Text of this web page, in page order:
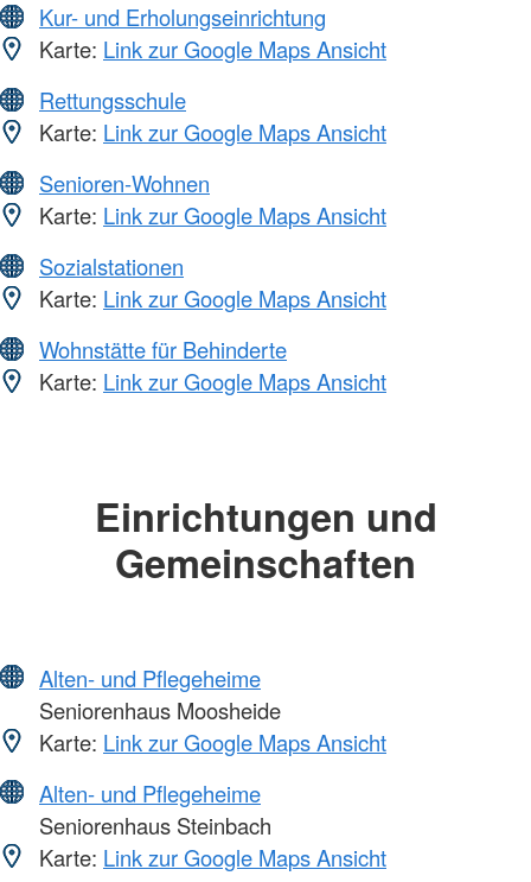
Kur- und Erholungseinrichtung
Karte: Link zur Google Maps Ansicht
Rettungsschule
Karte: Link zur Google Maps Ansicht
Senioren-Wohnen
Karte: Link zur Google Maps Ansicht
Sozialstationen
Karte: Link zur Google Maps Ansicht
Wohnstätte für Behinderte
Karte: Link zur Google Maps Ansicht
Einrichtungen und
Gemeinschaften
Alten- und Pflegeheime
Seniorenhaus Moosheide
Karte: Link zur Google Maps Ansicht
Alten- und Pflegeheime
Seniorenhaus Steinbach
Karte: Link zur Google Maps Ansicht